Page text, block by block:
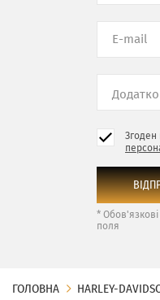
Згоден
*
поля
ГОЛОВНА HARLEY-